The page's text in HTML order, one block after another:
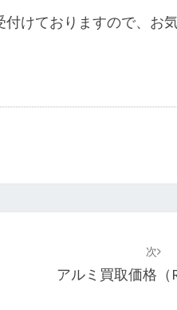
けておりますので、お
次
アルミ買取価格（